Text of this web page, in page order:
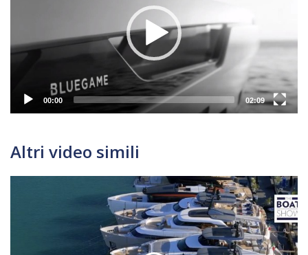
00:00 02:09
Altri video simili